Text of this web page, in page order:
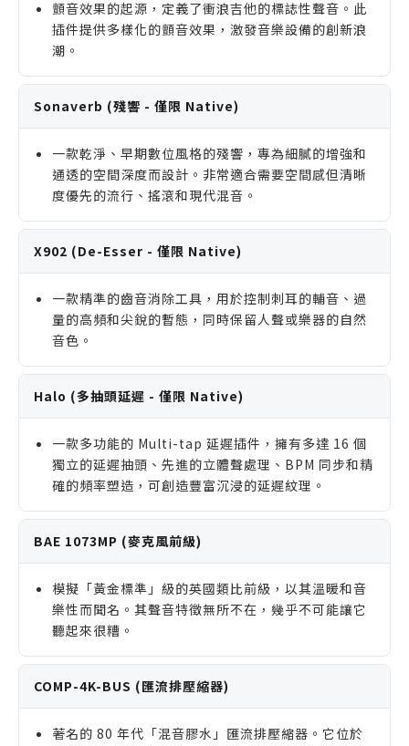
顫音效果的起源，定義了衝浪吉他的標誌性聲音。此
插件提供多樣化的顫音效果，激發音樂設備的創新浪
潮。
Sonaverb (殘響 - 僅限 Native)
一款乾淨、早期數位風格的殘響，專為細膩的增強和
通透的空間深度而設計。非常適合需要空間感但清晰
度優先的流行、搖滾和現代混音。
X902 (De-Esser - 僅限 Native)
一款精準的齒音消除工具，用於控制刺耳的輔音、過
量的高頻和尖銳的暫態，同時保留人聲或樂器的自然
音色。
Halo (多抽頭延遲 - 僅限 Native)
一款多功能的 Multi-tap 延遲插件，擁有多達 16 個
獨立的延遲抽頭、先進的立體聲處理、BPM 同步和精
確的頻率塑造，可創造豐富沉浸的延遲紋理。
BAE 1073MP (麥克風前級)
模擬「黃金標準」級的英國類比前級，以其溫暖和音
樂性而聞名。其聲音特徵無所不在，幾乎不可能讓它
聽起來很糟。
COMP-4K-BUS (匯流排壓縮器)
著名的 80 年代「混音膠水」匯流排壓縮器。它位於